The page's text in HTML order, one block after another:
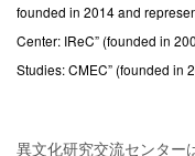
founded in 2014 and
Center: IReC” (founded in
Studies: CMEC” (founded in
異文化研究交流センター